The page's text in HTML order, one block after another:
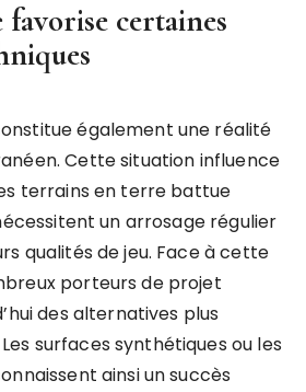
favorise certaines
également une réalité
Cette situation influence
terrains en terre battue
un arrosage régulier
qualités de jeu. Face à cette
porteurs de projet
des alternatives plus
surfaces synthétiques ou les
ainsi un succès